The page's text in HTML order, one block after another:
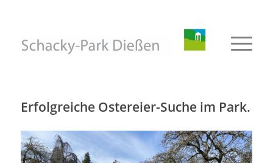
Erfolgreiche Ostereier-Suche im Park.